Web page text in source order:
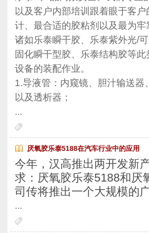
以及客户内部培训跟着眼于客
计、最合适的胶粘剂以及最为牢
诸如乐泰瞬干胶、乐泰紫外光/
固化瞬干型胶、乐泰结构胶等
设备的装配作业。
1.导液管：内窥镜、胆汁输送
以及透析器；
...
厌氧胶乐泰5188在汽车行业中的应用
今年，汉高推出两开发新
求：厌氧胶乐泰5188和厌
司传将推出一个大规模的
...